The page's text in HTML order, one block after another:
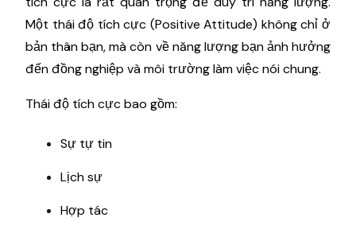
Một thái độ tích cực (Positive Attitude) không chỉ ở
bản thân bạn, mà còn về năng lượng bạn ảnh hưởng
đến đồng nghiệp và môi trường làm việc nói chung.
Thái độ tích cực bao gồm:
Sự tự tin
Lịch sự
Hợp tác